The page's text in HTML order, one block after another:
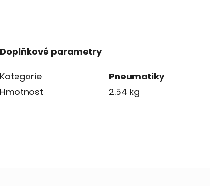
Doplňkové parametry
Kategorie
Pneumatiky
Hmotnost
2.54 kg